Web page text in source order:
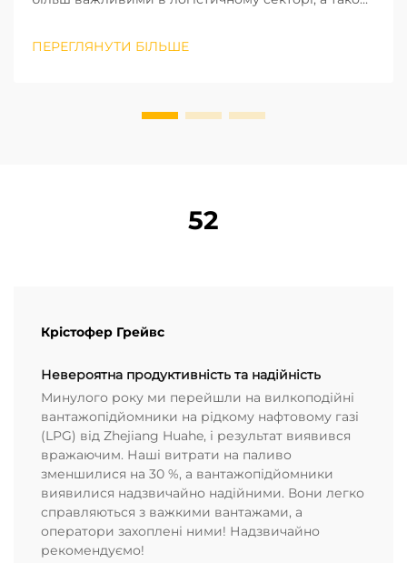
максимальну ефективність роботи. Використання
ПЕРЕГЛЯНУТИ БІЛЬШЕ
52
Крістофер Грейвс
Невероятна продуктивність та надійність
Минулого року ми перейшли на вилкоподійні
вантажопідйомники на рідкому нафтовому газі
(LPG) від Zhejiang Huahe, і результат виявився
вражаючим. Наші витрати на паливо
зменшилися на 30 %, а вантажопідйомники
виявилися надзвичайно надійними. Вони легко
справляються з важкими вантажами, а
оператори захоплені ними! Надзвичайно
рекомендуємо!